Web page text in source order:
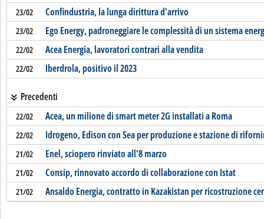
23/02 Confindustria, la lunga dirittura d'arrivo
23/02 Ego Energy, padroneggiare le complessità di un sistema
22/02 Acea Energia, lavoratori contrari alla vendita
22/02 Iberdrola, positivo il 2023
Precedenti
22/02 Acea, un milione di smart meter 2G installati a Roma
22/02 Idrogeno, Edison con Sea per produzione e stazione di
21/02 Enel, sciopero rinviato all'8 marzo
21/02 Consip, rinnovato accordo di collaborazione con Istat
21/02 Ansaldo Energia, contratto in Kazakistan per ricostruzione